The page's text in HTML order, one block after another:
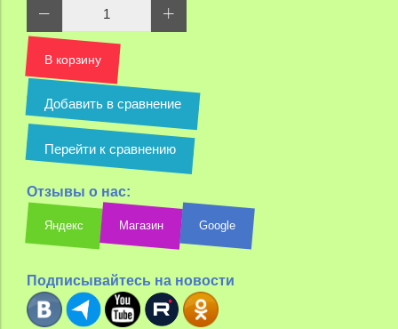
В корзину
Добавить в сравнение
Перейти к сравнению
Отзывы о нас:
Яндекс Магазин Google
Подписывайтесь на новости